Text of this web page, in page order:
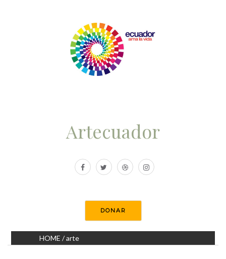
Artecuador
DONAR
HOME / arte